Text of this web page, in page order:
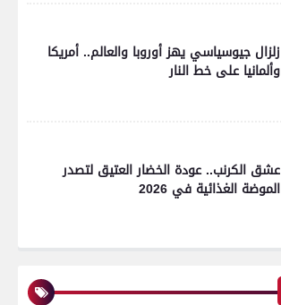
زلزال جيوسياسي يهز أوروبا والعالم.. أمريكا
وألمانيا على خط النار
عشق الكرنب.. عودة الخضار العتيق لتصدر
الموضة الغذائية في 2026